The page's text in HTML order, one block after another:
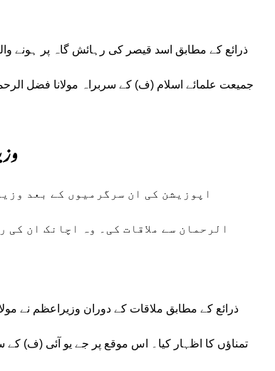
ذرائع کے مطابق اسد قیصر کی رہائش گاہ پر
جمیعت علمائے اسلام (ف) کے سربراہ مولانا فضل
اپوزیشن کی ان سرگرمیوں کے بعد
الرحمان سے ملاقات کی۔ وہ اچانک ان
ذرائع کے مطابق ملاقات کے دوران وزیراعظم نے
تمناؤں کا اظہار کیا۔ اس موقع پر جے یو آئی (ف) کے